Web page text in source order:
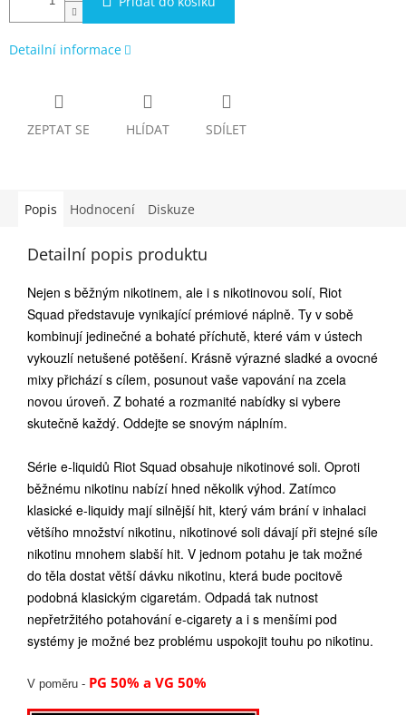
Detailní informace
ZEPTAT SE HLÍDAT SDÍLET
Popis Hodnocení Diskuze
Detailní popis produktu
Nejen s běžným nikotinem, ale i s nikotinovou solí, Riot
Squad představuje vynikající prémiové náplně. Ty v sobě
kombinují jedinečné a bohaté příchutě, které vám v ústech
vykouzlí netušené potěšení. Krásně výrazné sladké a ovocné
mixy přichází s cílem, posunout vaše vapování na zcela
novou úroveň. Z bohaté a rozmanité nabídky si vybere
skutečně každý. Oddejte se snovým náplním.
Série e-liquidů Riot Squad obsahuje nikotinové soli. Oproti
běžnému nikotinu nabízí hned několik výhod. Zatímco
klasické e-liquidy mají silnější hit, který vám brání v inhalaci
většího množství nikotinu, nikotinové soli dávají při stejné síle
nikotinu mnohem slabší hit. V jednom potahu je tak možné
do těla dostat větší dávku nikotinu, která bude pocitově
podobná klasickým cigaretám. Odpadá tak nutnost
nepřetržitého potahování e-cigarety a i s menšími pod
systémy je možné bez problému uspokojit touhu po nikotinu.
V poměru - PG 50% a VG 50%